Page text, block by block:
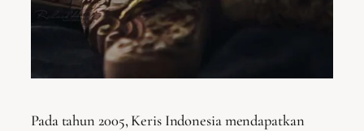
Pada tahun 2005, Keris Indonesia mendapatkan